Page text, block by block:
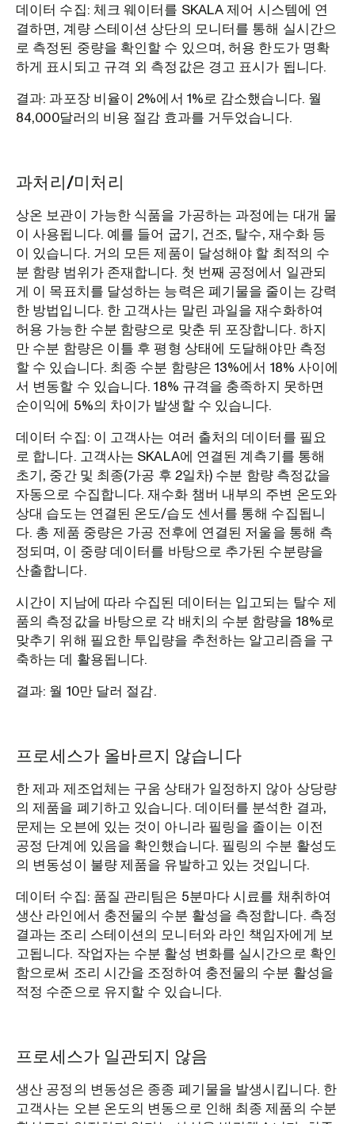
데이터 수집: 체크 웨이터를 SKALA 제어 시스템에 연
결하면, 계량 스테이션 상단의 모니터를 통해 실시간으
로 측정된 중량을 확인할 수 있으며, 허용 한도가 명확
하게 표시되고 규격 외 측정값은 경고 표시가 됩니다.
결과: 과포장 비율이 2%에서 1%로 감소했습니다. 월
84,000달러의 비용 절감 효과를 거두었습니다.
과처리/미처리
상온 보관이 가능한 식품을 가공하는 과정에는 대개 물
이 사용됩니다. 예를 들어 굽기, 건조, 탈수, 재수화 등
이 있습니다. 거의 모든 제품이 달성해야 할 최적의 수
분 함량 범위가 존재합니다. 첫 번째 공정에서 일관되
게 이 목표치를 달성하는 능력은 폐기물을 줄이는 강력
한 방법입니다. 한 고객사는 말린 과일을 재수화하여
허용 가능한 수분 함량으로 맞춘 뒤 포장합니다. 하지
만 수분 함량은 이틀 후 평형 상태에 도달해야만 측정
할 수 있습니다. 최종 수분 함량은 13%에서 18% 사이에
서 변동할 수 있습니다. 18% 규격을 충족하지 못하면
순이익에 5%의 차이가 발생할 수 있습니다.
데이터 수집: 이 고객사는 여러 출처의 데이터를 필요
로 합니다. 고객사는 SKALA에 연결된 계측기를 통해
초기, 중간 및 최종(가공 후 2일차) 수분 함량 측정값을
자동으로 수집합니다. 재수화 챔버 내부의 주변 온도와
상대 습도는 연결된 온도/습도 센서를 통해 수집됩니
다. 총 제품 중량은 가공 전후에 연결된 저울을 통해 측
정되며, 이 중량 데이터를 바탕으로 추가된 수분량을
산출합니다.
시간이 지남에 따라 수집된 데이터는 입고되는 탈수 제
품의 측정값을 바탕으로 각 배치의 수분 함량을 18%로
맞추기 위해 필요한 투입량을 추천하는 알고리즘을 구
축하는 데 활용됩니다.
결과: 월 10만 달러 절감.
프로세스가 올바르지 않습니다
한 제과 제조업체는 구움 상태가 일정하지 않아 상당량
의 제품을 폐기하고 있습니다. 데이터를 분석한 결과,
문제는 오븐에 있는 것이 아니라 필링을 졸이는 이전
공정 단계에 있음을 확인했습니다. 필링의 수분 활성도
의 변동성이 불량 제품을 유발하고 있는 것입니다.
데이터 수집: 품질 관리팀은 5분마다 시료를 채취하여
생산 라인에서 충전물의 수분 활성을 측정합니다. 측정
결과는 조리 스테이션의 모니터와 라인 책임자에게 보
고됩니다. 작업자는 수분 활성 변화를 실시간으로 확인
함으로써 조리 시간을 조정하여 충전물의 수분 활성을
적정 수준으로 유지할 수 있습니다.
프로세스가 일관되지 않음
생산 공정의 변동성은 종종 폐기물을 발생시킵니다. 한
고객사는 오븐 온도의 변동으로 인해 최종 제품의 수분